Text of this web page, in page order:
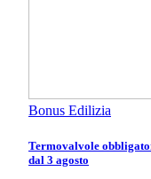
Bonus Edilizia
Termovalvole
dal 3 agosto